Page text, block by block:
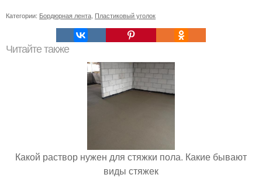
Категории: Бордюрная лента Пластиковый уголок
Читайте также
Какой раствор нужен для стяжки пола. Какие бывают
виды стяжек